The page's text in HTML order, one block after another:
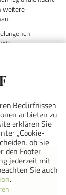
weitere
Bedürfnissen
anbieten zu
erklären Sie
„Cookie-
ob Sie
den Footer
jederzeit mit
Sie auch
.